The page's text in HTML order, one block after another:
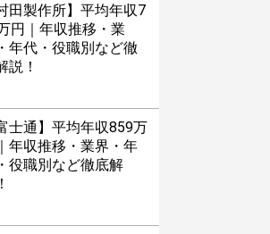
田製作所】平均年収7
円｜年収推移・業
年代・役職別など徹
説！
士通】平均年収859万
年収推移・業界・年
役職別など徹底解